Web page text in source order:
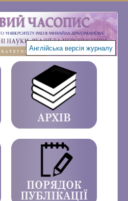
Англійська версія журналу